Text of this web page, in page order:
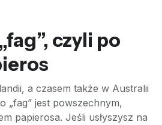
czyli po
a czasem także w Australii
„fag” jest powszechnym,
papierosa. Jeśli usłyszysz na